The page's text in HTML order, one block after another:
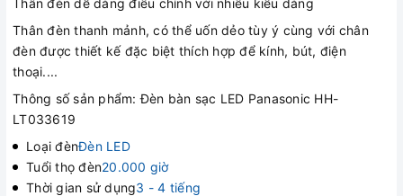
Thân đèn dễ dàng điều chỉnh với nhiều kiểu dáng
Thân đèn thanh mảnh, có thể uốn dẻo tùy ý cùng với chân
đèn được thiết kế đặc biệt thích hợp để kính, bút, điện
thoại....
Thông số sản phẩm: Đèn bàn sạc LED Panasonic HH-
LT033619
Loại đènĐèn LED
Tuổi thọ đèn20.000 giờ
Thời gian sử dụng3 - 4 tiếng